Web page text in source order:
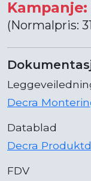
(Normalpris:
Decra
Datablad
Decra
FDV